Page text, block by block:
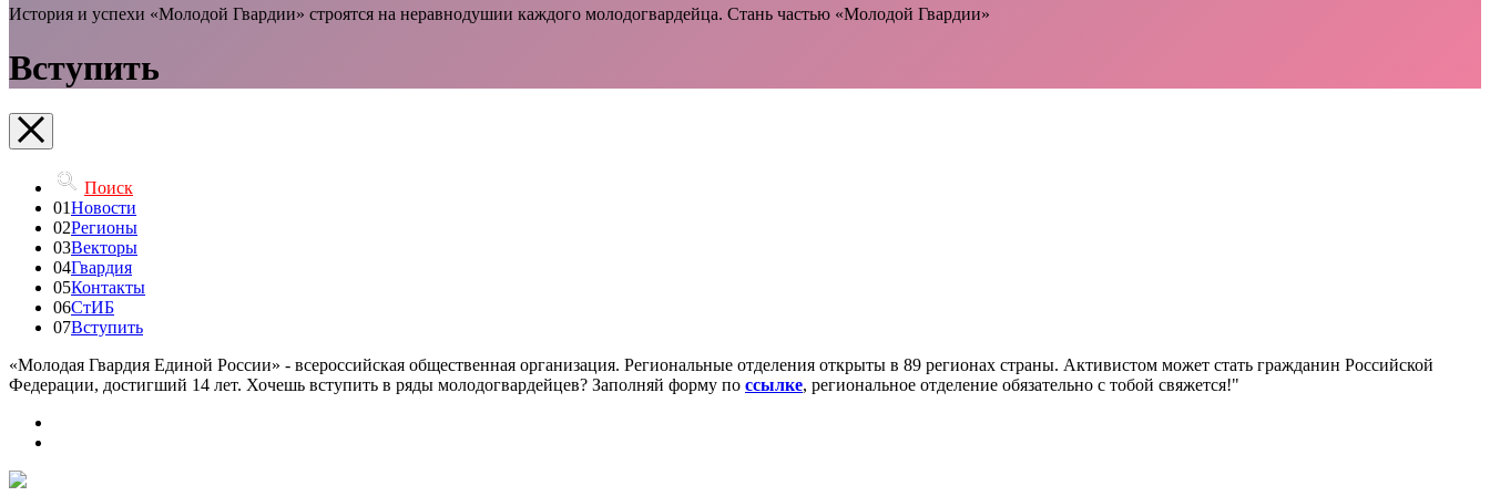
История и успехи «Молодой Гвардии» строятся на неравнодушии каждого молодогвардейца. Стань частью «Молодой Гвардии»
Вступить
Поиск
01Новости
02Регионы
03Векторы
04Гвардия
05Контакты
06СтИБ
07Вступить
«Молодая Гвардия Единой России» - всероссийская общественная организация. Региональные отделения открыты в 89 регионах страны. Активистом может стать гражданин Российской
Федерации, достигший 14 лет. Хочешь вступить в ряды молодогвардейцев? Заполняй форму по ссылке, региональное отделение обязательно с тобой свяжется!"